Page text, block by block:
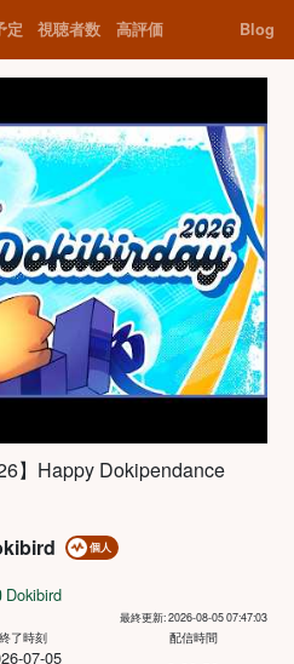
定 視聴者数 高評価 Blog
】Happy Dokipendance
個人
Dokibird
最終更新: 2026-08-05 07:47:03
終了時刻
07-05
配信時間